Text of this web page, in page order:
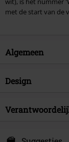
met de start van de
Algemeen
Artikelnr.
Muziekgenre
Design
Producttype
Balanstraße 73 //